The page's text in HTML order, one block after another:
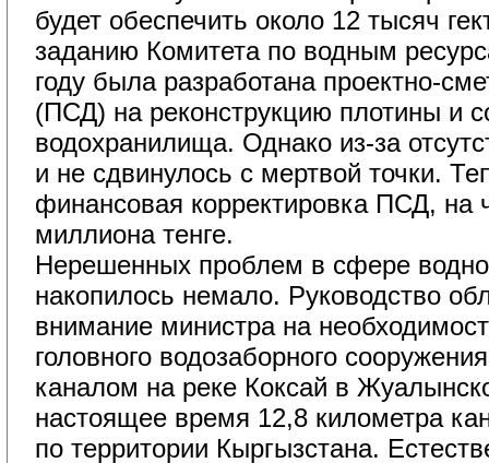
будет обеспечить около 12 тысяч
заданию Комитета по водным
году была разработана проектно-
(ПСД) на реконструкцию плотины и
водохранилища. Однако из-за
и не сдвинулось с мертвой точки.
финансовая корректировка ПСД, на
миллиона тенге.
Нерешенных проблем в сфере
накопилось немало. Руководство
внимание министра на
головного водозаборного
каналом на реке Коксай в
настоящее время 12,8 километра
по территории Кыргызстана.